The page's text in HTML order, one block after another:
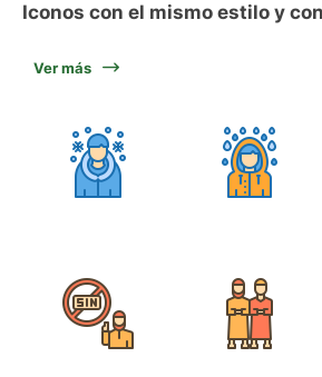
Iconos con el mismo estilo y
Ver más